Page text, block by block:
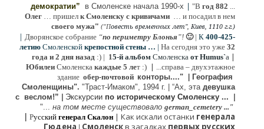
демократии” в Смоленске начала 1990-х | "В год 882 ...
Олег … пришел к Смоленску с кривичами … и посадил в нем
своего мужа" ("Повесть временных лет", Киев, 1110 г.г.)
| Дворянское собрание “по периметру Блонья”! 🙂| К 400-425-
летию Смоленской крепостной стены … | На сегодня это уже 32
года и 2 дня назад :) | 15-й альбом Смоленска от Humus`a |
Юбилеи Смоленска каждые 5 лет :) | ...справа – двухэтажное
здание обер-почтовой конторы...."
Гeография
Cмоленщины". "Траст-Имаком", 1994 г. “Ах, эта девушка
с веслом!”
Экскурсии по историческому Смоленску ...
"... на том месте существовало german_cemetery ..."
| Русский генерал Скалон | Как искали останки генерала
Гюдена | Смоленскв загадках первых русских